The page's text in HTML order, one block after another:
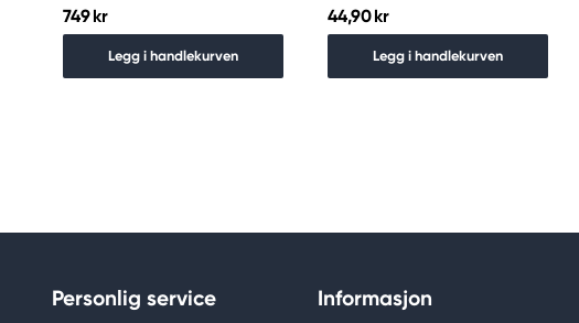
749 kr
Legg i handlekurven
44,90 kr
Legg i handlekurven
Personlig service Informasjon